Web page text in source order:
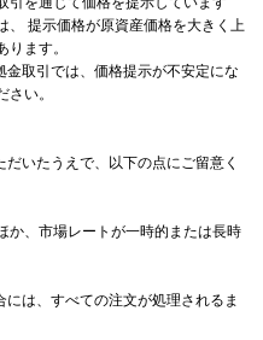
、 提示価格が原資産価格を大きく上
ます。
取引では、価格提示が不安定にな
い。
いたうえで、以下の点にご留意く
か、市場レートが一時的または長時
は、すべての注文が処理されるま